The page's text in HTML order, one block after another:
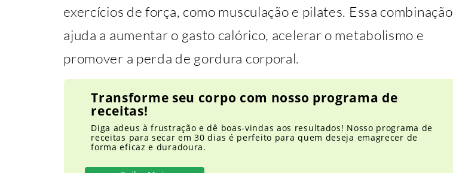
exercícios de força, como musculação e pilates. Essa combinação
ajuda a aumentar o gasto calórico, acelerar o metabolismo e
promover a perda de gordura corporal.
Transforme seu corpo com nosso programa de
receitas!
Diga adeus à frustração e dê boas-vindas aos resultados! Nosso programa de
receitas para secar em 30 dias é perfeito para quem deseja emagrecer de
forma eficaz e duradoura.